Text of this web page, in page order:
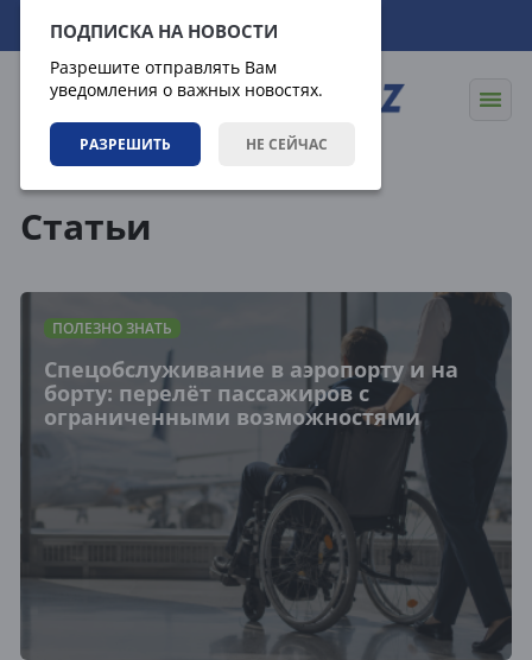
ПОДПИСКА НА НОВОСТИ
Разрешите отправлять Вам
уведомления о важных новостях.
РАЗРЕШИТЬ НЕ СЕЙЧАС
07.08.2026 05:50:06
Статьи
ПОЛЕЗНО ЗНАТЬ
Спецобслуживание в аэропорту и на
борту: перелёт пассажиров с
ограниченными возможностями